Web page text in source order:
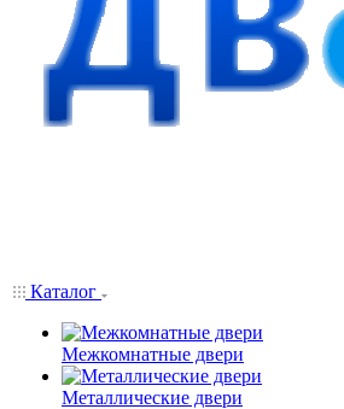
Каталог
Межкомнатные двери
Металлические двери